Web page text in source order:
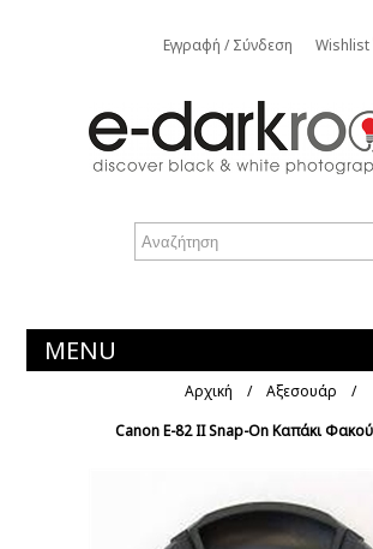
Εγγραφή / Σύνδεση Wishlist
MENU
Αρχική / Αξεσουάρ
/
Canon E-82 II Snap-On Καπάκι